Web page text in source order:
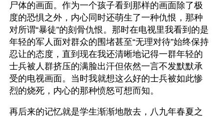
尸体的画面。作为一个孩子看到那样的画面除了极
度的恐惧之外，内心同时还萌生了一种仇恨，那种
对所谓“暴徒”的刻骨仇恨。那时在电视里我看到的是
年轻的军人面对群众的围堵甚至“无理对待”始终保持
忍让的态度，直到现在我还清晰地记得一群年轻的
士兵被人群挤压的满脸出汗但依然一言不发默默承
受的电视画面。当时我就想这么好的士兵被如此惨
烈的烧死，内心的那种愤怒可想而知。
再后来的记忆就是学生渐渐地散去，八九年春夏之